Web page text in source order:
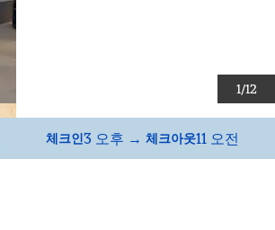
1/12
체크인3 오후 → 체크아웃11 오전